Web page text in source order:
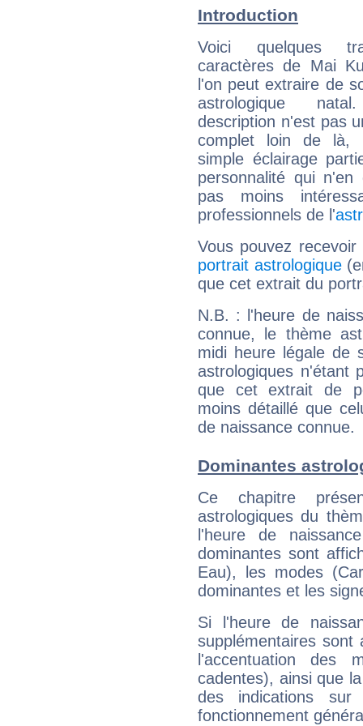
Introduction
Voici quelques
caractères de Mai
l'on peut extraire de
astrologique
description n'est pas
complet loin de là,
simple éclairage
personnalité qui n'en
pas moins
professionnels de l'
Vous pouvez
portrait astrologique
que cet extrait du
N.B. : l'heure de
connue, le thème
midi heure légale de
astrologiques n'étant
que cet extrait de
moins détaillé que
de naissance connue.
Dominantes
Ce chapitre
astrologiques du
l'heure de
dominantes sont
Eau), les modes
dominantes et les
Si l'heure de
supplémentaires sont
l'accentuation des
cadentes), ainsi que
des indications sur
fonctionnement